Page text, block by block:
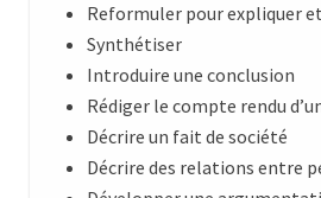
Reformuler pour expliquer
Synthétiser
Introduire une conclusion
Rédiger le compte rendu
Décrire un fait de société
Décrire des relations entre